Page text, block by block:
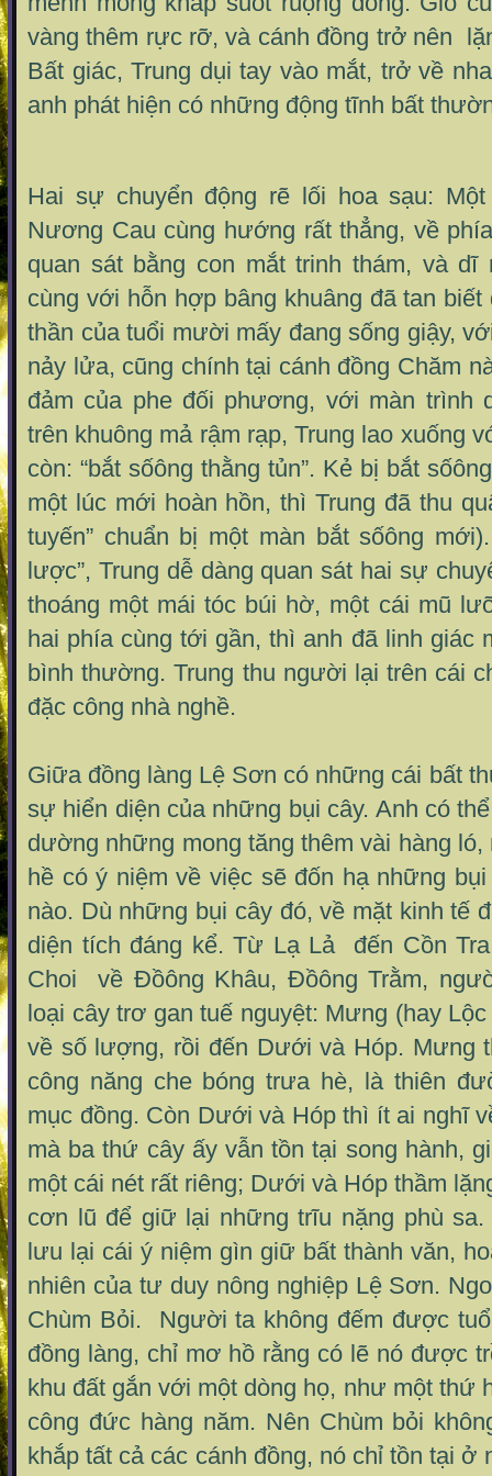
vàng thêm rực rỡ, và cánh đồng trở nên
Bất giác, Trung dụi tay vào mắt, trở về
anh phát hiện có những động tĩnh bất
Hai sự chuyển động rẽ lối hoa sạu:
Nương Cau cùng hướng rất thẳng, về
quan sát bằng con mắt trinh thám, và dĩ
cùng với hỗn hợp bâng khuâng đã tan
thần của tuổi mười mấy đang sống giậy,
nảy lửa, cũng chính tại cánh đồng Chăm
đảm của phe đối phương, với màn trình
trên khuông mả rậm rạp, Trung lao xuống
còn: “bắt sốông thằng tủn”. Kẻ bị bắt
một lúc mới hoàn hồn, thì Trung đã thu
tuyến” chuẩn bị một màn bắt sốông
lược”, Trung dễ dàng quan sát hai sự
thoáng một mái tóc búi hờ, một cái mũ
hai phía cùng tới gần, thì anh đã linh giác
bình thường. Trung thu người lại trên cái
đặc công nhà nghề.
Giữa đồng làng Lệ Sơn có những cái bất
sự hiển diện của những bụi cây. Anh có thể
dường những mong tăng thêm vài hàng
hề có ý niệm về việc sẽ đốn hạ những
nào. Dù những bụi cây đó, về mặt kinh tế
diện tích đáng kể. Từ Lạ Lả đến Cồn
Choi về Đồông Khâu, Đồông Trằm,
loại cây trơ gan tuế nguyệt: Mưng (hay
về số lượng, rồi đến Dưới và Hóp. Mưng
công năng che bóng trưa hè, là thiên
mục đồng. Còn Dưới và Hóp thì ít ai nghĩ
mà ba thứ cây ấy vẫn tồn tại song hành,
một cái nét rất riêng; Dưới và Hóp thầm
cơn lũ để giữ lại những trĩu nặng phù
lưu lại cái ý niệm gìn giữ bất thành văn,
nhiên của tư duy nông nghiệp Lệ Sơn.
Chùm Bỏi. Người ta không đếm được
đồng làng, chỉ mơ hồ rằng có lẽ nó được
khu đất gắn với một dòng họ, như một thứ
công đức hàng năm. Nên Chùm bỏi
khắp tất cả các cánh đồng, nó chỉ tồn tại